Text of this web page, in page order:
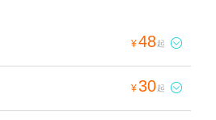
¥48起 
¥30起 